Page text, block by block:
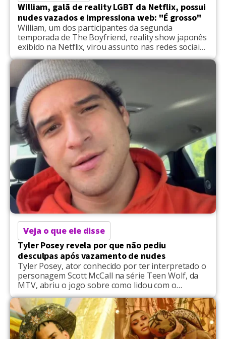
William, galã de reality LGBT da Netflix, possui
nudes vazados e impressiona web: "É grosso"
William, um dos participantes da segunda
temporada de The Boyfriend, reality show japonês
exibido na Netflix, virou assunto nas redes sociais
após o vazamento de imagens e vídeos íntimos.
Através do X (antigo Twitter), uma série de
registros causaram a surpresa dos internautas e
destacaram o peruano, de 34 anos, pela
expressividade dos seus atributos […]
Veja o que ele disse
Tyler Posey revela por que não pediu
desculpas após vazamento de nudes
Tyler Posey, ator conhecido por ter interpretado o
personagem Scott McCall na série Teen Wolf, da
MTV, abriu o jogo sobre como lidou com o
vazamento de imagens e vídeos íntimos. Em
entrevista ao podcast Just for Variety, o galã
norte-americano declarou que não houve
sentimento de arrependimento ou vergonha. Além
disto, também não sentiu […]